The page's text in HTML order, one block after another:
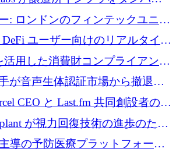
するために 700 万ユーロを調達
: ロンドンのフィンテックユニコ
CEO、オリバー・プリル氏
DeFi ユーザー向けのリアルタイム
ンス レイヤーを構築するために
ら 200 万ドルを調達
活用した消費財コンプライアンス
ームのために 400 万ドルを調達
が音声生体認証市場から撤退す
が54万6,000ポンドのプレシ
達
CEO と Last.fm 共同創設者の支
テルス撤退
が視力回復技術の進歩のため
ロを確保
導の予防医療プラットフォーム